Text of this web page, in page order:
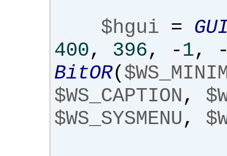
$hgui =
400, 396, -1,
BitOR(
$WS_CAPTION,
$WS_SYSMENU,